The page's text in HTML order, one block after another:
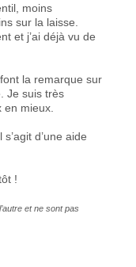
moins
sur la laisse.
et j’ai déjà vu de
la remarque sur
Je suis très
en mieux.
d’une aide
!
et ne sont pas